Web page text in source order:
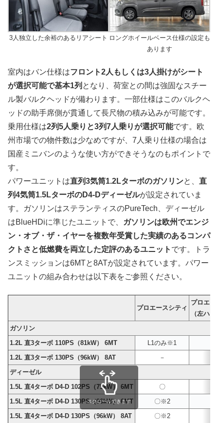
3人独立した余裕のあるリアシート ロングホイールベース仕様の設定も
あります
室内はバン仕様はフロント2人もしくは3人掛けがシート
が選択可能で基本1列 となり、荷室との間は強固なスチー
ル製バルクヘッドが備わります。一部仕様はこのバルクヘ
ッドの助手席側が貫通して長尺物の積み込みが可能です。
乗用仕様は2列5人乗りと3列7人乗りが選択可能です。欧
州市場での物件数は少なめですが、7人乗り仕様の場合は
国産ミニバンのような使い方ができそうなのもポイントで
す。
パワーユニットは直列3気筒1.2Lターボのガソリンと、 直
列4気筒1.5LターボのD4-Dディーゼルが設定されていま
す。ガソリンはステランティスのPureTech、ディーゼル
はBlueHDiに準じたユニットで、
ガソリンは欧州でエンジ
ン・オブ・ザ・イヤーを複数年受賞した実績のあるコンパ
クトさと低燃費を両立した定評のあるユニット です。トラ
ンスミッションは6MTと8ATが設定されています。パワー
ユニットの組み合わせは以下表をご参照ください。
プロエースシティ
プロエー
（左ハ
ガソリン
1.2L 直3ターボ 110PS（81kW） 6MT
L1のみ※1
1.2L 直3ターボ 130PS（96kW） 8AT
－
ディーゼル
1.5L 直4ターボ D4-D 102PS（75kW） 6MT
〇
1.5L 直4ターボ D4-D 130PS（96kW） 6MT
〇※2
1.5L 直4ターボ D4-D 130PS（96kW） 8AT
〇※2
スクロールできます